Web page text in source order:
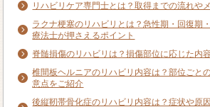
リハビリケア専門士とは？取得までの流れや
ラクナ梗塞のリハビリとは？急性期・回復期
療法士が押さえるポイント
脊髄損傷のリハビリは？損傷部位に応じた内
椎間板ヘルニアのリハビリ内容は？部位ごと
意点をご紹介
後縦靭帯骨化症のリハビリ内容は？症状や原